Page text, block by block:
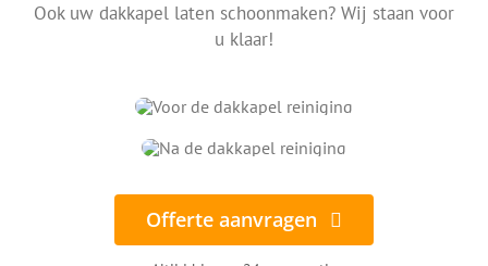
Ook uw dakkapel laten schoonmaken? Wij staan voor
u klaar!
Offerte aanvragen